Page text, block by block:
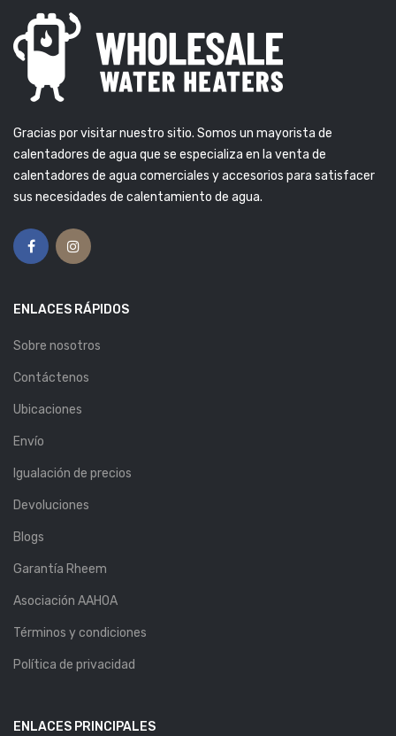
Gracias por visitar nuestro sitio. Somos un mayorista de
calentadores de agua que se especializa en la venta de
calentadores de agua comerciales y accesorios para satisfacer
sus necesidades de calentamiento de agua.
ENLACES RÁPIDOS
Sobre nosotros
Contáctenos
Ubicaciones
Envío
Igualación de precios
Devoluciones
Blogs
Garantía Rheem
Asociación AAHOA
Términos y condiciones
Política de privacidad
ENLACES PRINCIPALES